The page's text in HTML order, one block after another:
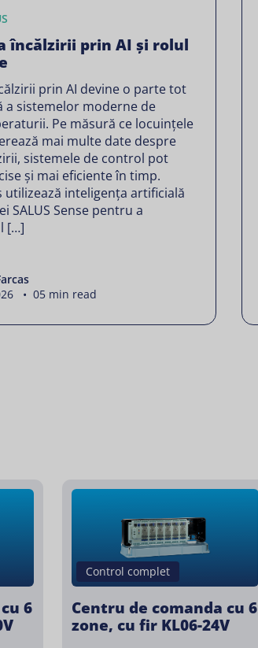
încălzirii prin AI și rolul
prin AI devine o parte tot
a sistemelor moderne de
Pe măsură ce locuințele
mai multe date despre
sistemele de control pot
și mai eficiente în timp.
utilizează inteligența artificială
SALUS Sense pentru a
[…]
• 05 min read
6
Control complet
Centru de comanda cu 6
zone, cu fir KL06-24V